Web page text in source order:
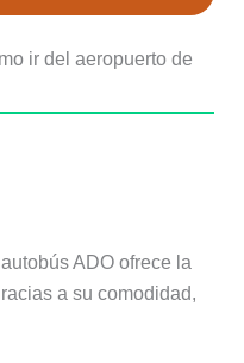
ir del aeropuerto de
ADO ofrece la
a su comodidad,